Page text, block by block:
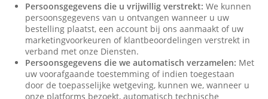
Persoonsgegevens die u vrijwillig verstrekt: We kunnen
persoonsgegevens van u ontvangen wanneer u uw
bestelling plaatst, een account bij ons aanmaakt of uw
marketingvoorkeuren of klantbeoordelingen verstrekt in
verband met onze Diensten.
Persoonsgegevens die we automatisch verzamelen: Met
uw voorafgaande toestemming of indien toegestaan
door de toepasselijke wetgeving, kunnen we, wanneer u
onze platforms bezoekt, automatisch technische